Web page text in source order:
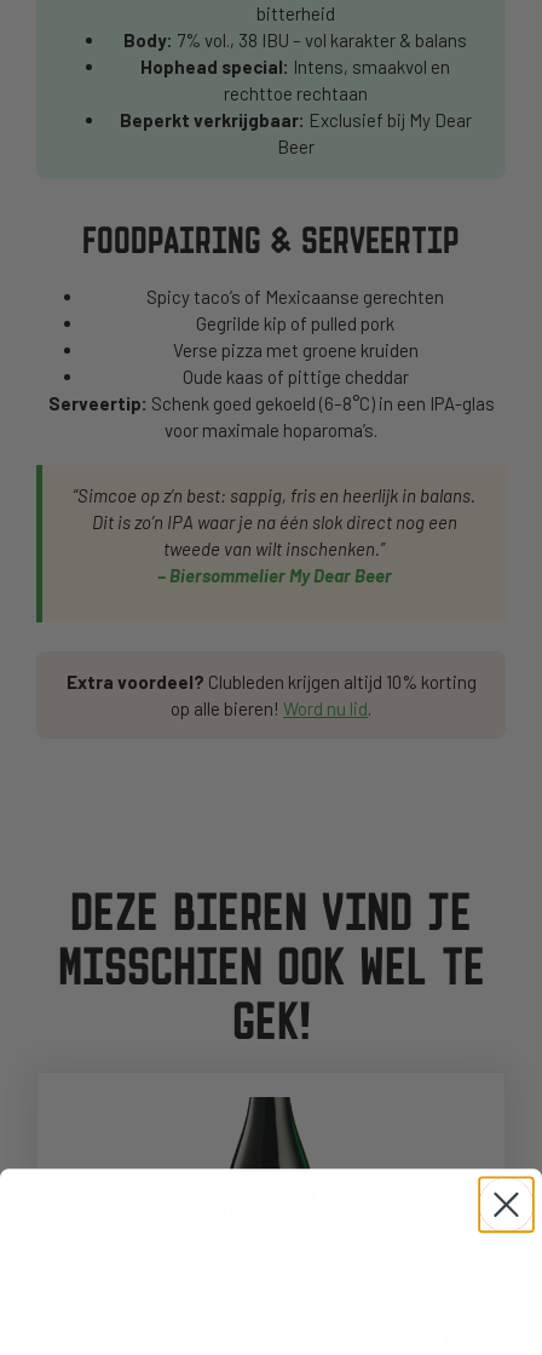
bitterheid
Body: 7% vol., 38 IBU – vol karakter & balans
Hophead special: Intens, smaakvol en
rechttoe rechtaan
Beperkt verkrijgbaar: Exclusief bij My Dear
Beer
FOODPAIRING & SERVEERTIP
Spicy taco’s of Mexicaanse gerechten
Gegrilde kip of pulled pork
Verse pizza met groene kruiden
Oude kaas of pittige cheddar
Serveertip: Schenk goed gekoeld (6–8°C) in een IPA-glas
voor maximale hoparoma’s.
“Simcoe op z’n best: sappig, fris en heerlijk in balans.
Dit is zo’n IPA waar je na één slok direct nog een
tweede van wilt inschenken.”
– Biersommelier My Dear Beer
Extra voordeel? Clubleden krijgen altijd 10% korting
op alle bieren! Word nu lid.
DEZE BIEREN VIND JE
MISSCHIEN OOK WEL TE
GEK!